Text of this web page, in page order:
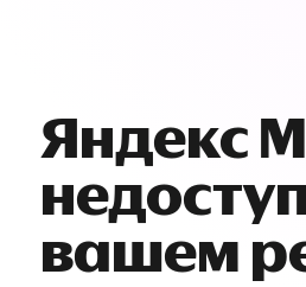
Яндекс
вашем